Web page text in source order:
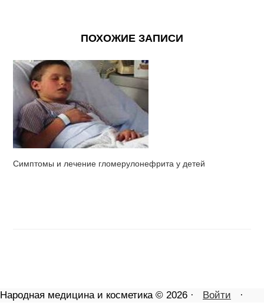
ПОХОЖИЕ ЗАПИСИ
Симптомы и лечение гломерулонефрита у детей
Народная медицина и косметика © 2026 · Войти ·